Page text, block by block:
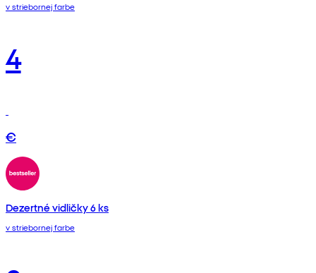
v striebornej farbe
4
€
Dezertné vidličky 6 ks
v striebornej farbe